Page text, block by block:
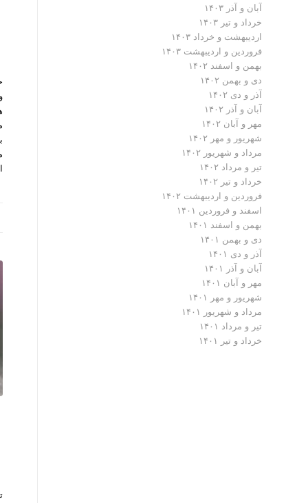
آبان و آذر ۱۴۰۳
خرداد و تیر ۱۴۰۳
اردیبهشت و خرداد ۱۴۰۳
فروردین و اردیبهشت ۱۴۰۳
بهمن و اسفند ۱۴۰۲
دی و بهمن ۱۴۰۲
آذر و دی ۱۴۰۲
آبان و آذر ۱۴۰۲
مهر و آبان ۱۴۰۲
شهریور و مهر ۱۴۰۲
مرداد و شهریور ۱۴۰۲
تیر و مرداد ۱۴۰۲
خرداد و تیر ۱۴۰۲
فروردین و اردیبهشت ۱۴۰۲
اسفند و فروردین ۱۴۰۱
بهمن و اسفند ۱۴۰۱
دی و بهمن ۱۴۰۱
آذر و دی ۱۴۰۱
آبان و آذر ۱۴۰۱
مهر و آبان ۱۴۰۱
شهریور و مهر ۱۴۰۱
مرداد و شهریور ۱۴۰۱
تیر و مرداد ۱۴۰۱
خرداد و تیر ۱۴۰۱